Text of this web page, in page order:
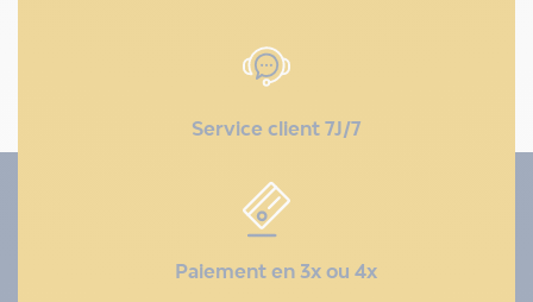
Service client 7J/7
Paiement en 3x ou 4x